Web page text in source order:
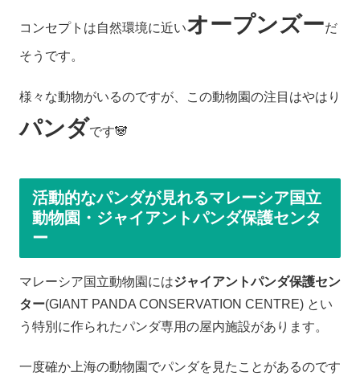
コンセプトは自然環境に近いオープンズーだ
そうです。
様々な動物がいるのですが、この動物園の注目はやはり
パンダです🐼
活動的なパンダが見れるマレーシア国立
動物園・ジャイアントパンダ保護センタ
ー
マレーシア国立動物園にはジャイアントパンダ保護セン
ター(GIANT PANDA CONSERVATION CENTRE) とい
う特別に作られたパンダ専用の屋内施設があります。
一度確か上海の動物園でパンダを見たことがあるのです